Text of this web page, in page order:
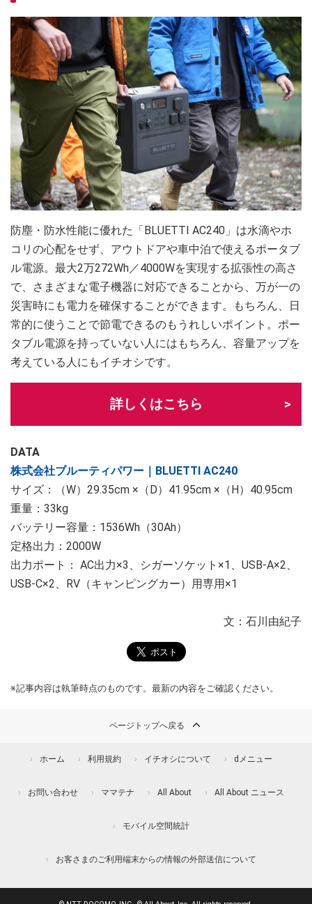
防塵・防水性能に優れた「BLUETTI AC240」は水滴やホ
コリの心配をせず、アウトドアや車中泊で使えるポータブ
ル電源。最大2万272Wh／4000Wを実現する拡張性の高さ
で、さまざまな電子機器に対応できることから、万が一の
災害時にも電力を確保することができます。もちろん、日
常的に使うことで節電できるのもうれしいポイント。ポー
タブル電源を持っていない人にはもちろん、容量アップを
考えている人にもイチオシです。
詳しくはこちら
DATA
株式会社ブルーティパワー｜BLUETTI AC240
サイズ：（W）29.35cm ×（D）41.95cm ×（H）40.95cm
重量：33kg
バッテリー容量：1536Wh（30Ah）
定格出力：2000W
出力ポート： AC出力×3、シガーソケット×1、USB-A×2、
USB-C×2、RV（キャンピングカー）用専用×1
文：石川由紀子
※記事内容は執筆時点のものです。最新の内容をご確認ください。
ページトップへ戻る
ホーム 利用規約 イチオシについて dメニュー
お問い合わせ ママテナ All About All About ニュース
モバイル空間統計
お客さまのご利用端末からの情報の外部送信について